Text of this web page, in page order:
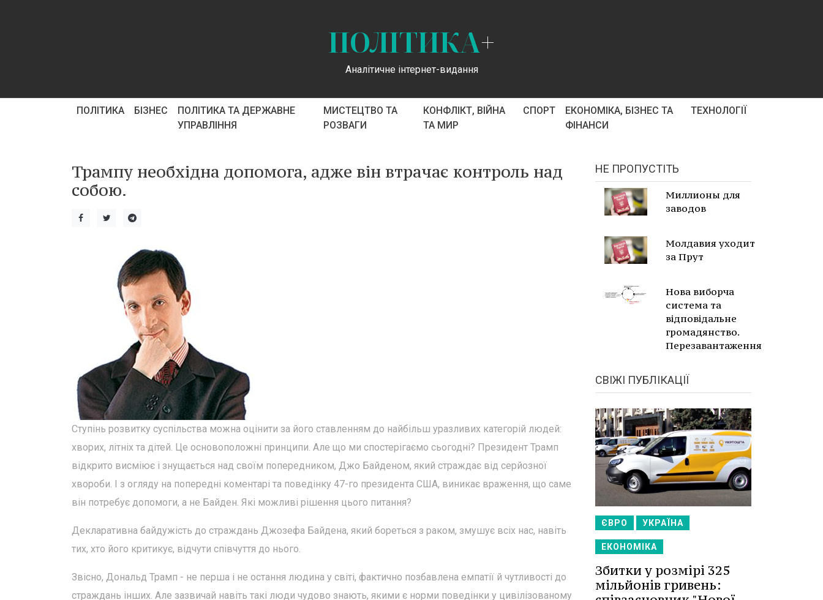
ПОЛІТИКА+
Аналітичне інтернет-видання
ПОЛІТИКА БІЗНЕС
ПОЛІТИКА ТА ДЕРЖАВНЕ
УПРАВЛІННЯ
МИСТЕЦТВО ТА
РОЗВАГИ
КОНФЛІКТ, ВІЙНА
ТА МИР
СПОРТ
ЕКОНОМІКА, БІЗНЕС ТА
ФІНАНСИ
ТЕХНОЛОГІЇ
Трампу необхідна допомога, адже він втрачає контроль над
собою.
Ступінь розвитку суспільства можна оцінити за його ставленням до найбільш уразливих категорій людей:
хворих, літніх та дітей. Це основоположні принципи. Але що ми спостерігаємо сьогодні? Президент Трамп
відкрито висміює і знущається над своїм попередником, Джо Байденом, який страждає від серйозної
хвороби. І з огляду на попередні коментарі та поведінку 47-го президента США, виникає враження, що саме
він потребує допомоги, а не Байден. Які можливі рішення цього питання?
Декларативна байдужість до страждань Джозефа Байдена, який бореться з раком, змушує всіх нас, навіть
тих, хто його критикує, відчути співчуття до нього.
Звісно, Дональд Трамп - не перша і не остання людина у світі, фактично позбавлена емпатії й чутливості до
страждань інших. Але зазвичай навіть такі люди чудово знають, якими є норми поведінки у цивілізованому
НЕ ПРОПУСТІТЬ
Миллионы для
заводов
Молдавия уходит
за Прут
Нова виборча
система та
відповідальне
громадянство.
Перезавантаження
СВІЖІ ПУБЛІКАЦІЇ
ЄВРО УКРАЇНА
ЕКОНОМІКА
Збитки у розмірі 325
мільйонів гривень: